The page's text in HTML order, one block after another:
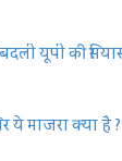
यूपी की
ये माजरा क्या है ?